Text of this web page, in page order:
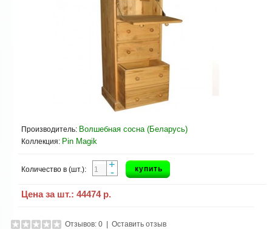
Производитель: Волшебная сосна (Беларусь)
Коллекция: Pin Magik
Количество в (шт.): +
- купить
Цена за шт.: 44474 р.
Отзывов: 0 Оставить отзыв